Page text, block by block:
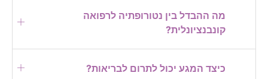
מה ההבדל בין נטורופתיה לרפואה
קונבנציונלית?
כיצד המגע יכול לתרום לבריאות?